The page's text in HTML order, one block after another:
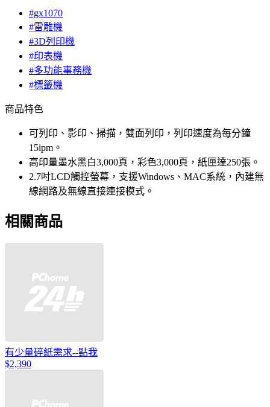
#gx1070
#雷雕機
#3D列印機
#印表機
#多功能事務機
#標籤機
商品特色
可列印、影印、掃描，雙面列印，列印速度為每分鐘
15ipm。
高印量墨水黑白3,000頁，彩色3,000頁，紙匣達250張。
2.7吋LCD觸控螢幕，支援Windows、MAC系統，內建無
線網路及無線直接連接模式。
相關商品
有少量碎紙需求--點我
$2,390